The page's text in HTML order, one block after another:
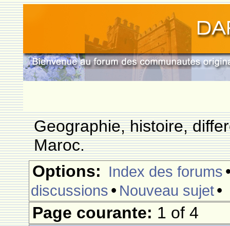
Geographie, histoire,
Maroc.
Options: Index des forums
discussions • Nouveau sujet•
Page courante: 1 of 4